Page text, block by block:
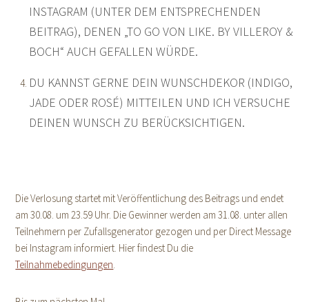
INSTAGRAM (UNTER DEM ENTSPRECHENDEN
BEITRAG), DENEN „TO GO VON LIKE. BY VILLEROY &
BOCH“ AUCH GEFALLEN WÜRDE.
DU KANNST GERNE DEIN WUNSCHDEKOR (INDIGO,
JADE ODER ROSÉ) MITTEILEN UND ICH VERSUCHE
DEINEN WUNSCH ZU BERÜCKSICHTIGEN.
Die Verlosung startet mit Veröffentlichung des Beitrags und endet
am 30.08. um 23.59 Uhr. Die Gewinner werden am 31.08. unter allen
Teilnehmern per Zufallsgenerator gezogen und per Direct Message
bei Instagram informiert. Hier findest Du die
Teilnahmebedingungen